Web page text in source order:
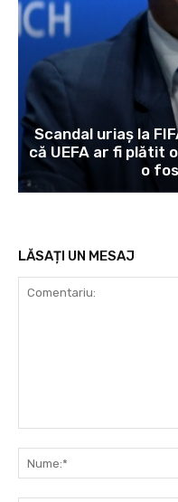
Scandal uriaș la
că UEFA ar fi plătit
o
LĂSAȚI UN MESAJ